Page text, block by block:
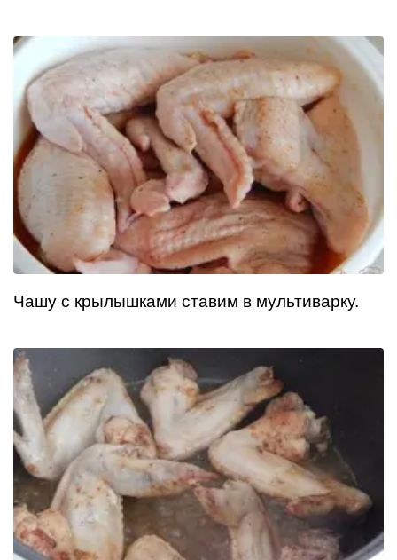
Чашу с крылышками ставим в мультиварку.